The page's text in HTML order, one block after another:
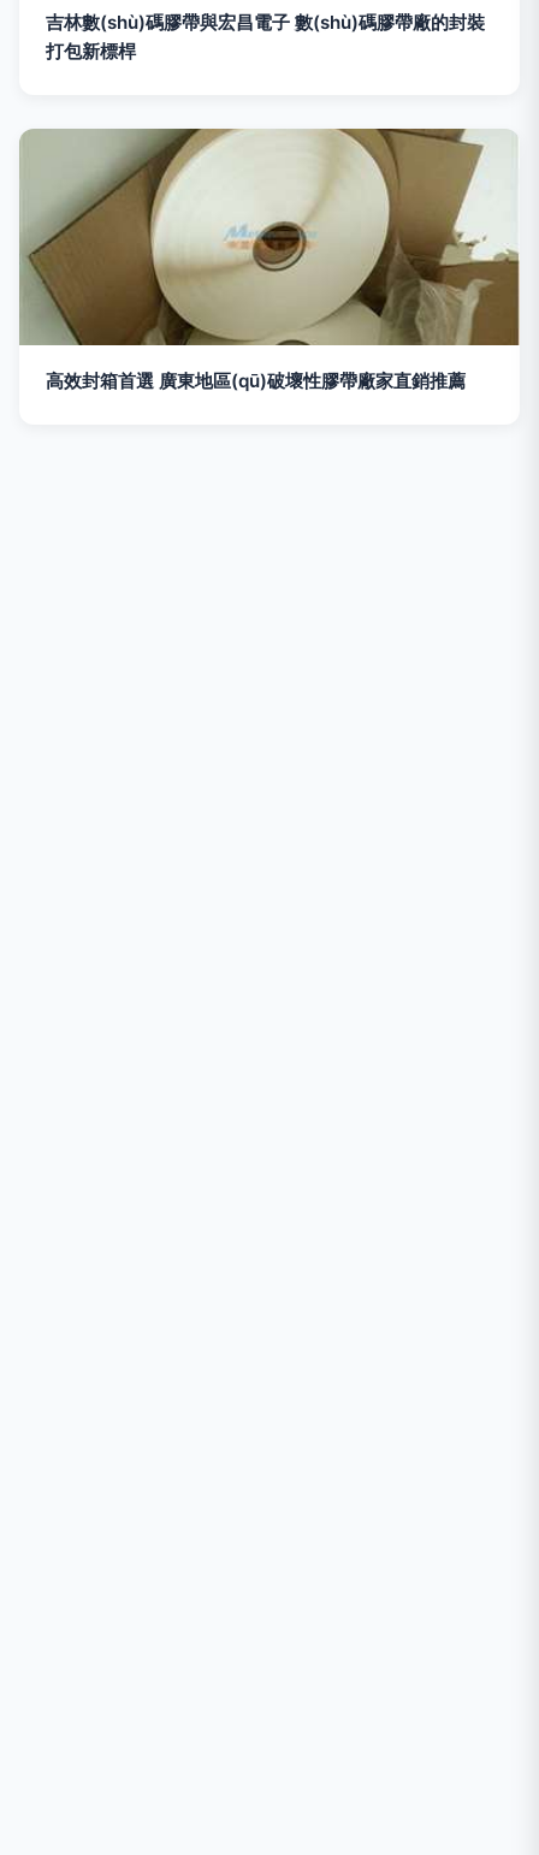
吉林數(shù)碼膠帶與宏昌電子 數(shù)碼膠帶廠的封裝
打包新標桿
高效封箱首選 廣東地區(qū)破壞性膠帶廠家直銷推薦